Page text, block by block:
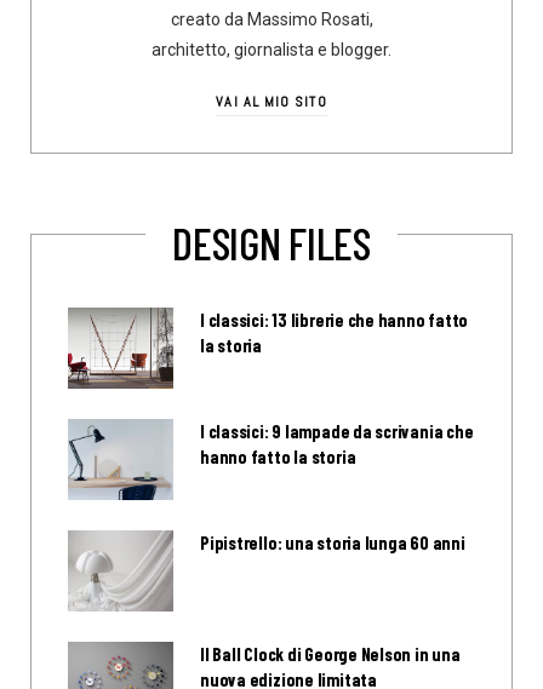
creato da Massimo Rosati,
architetto, giornalista e blogger.
VAI AL MIO SITO
DESIGN FILES
I classici: 13 librerie che hanno fatto
la storia
I classici: 9 lampade da scrivania che
hanno fatto la storia
Pipistrello: una storia lunga 60 anni
Il Ball Clock di George Nelson in una
nuova edizione limitata